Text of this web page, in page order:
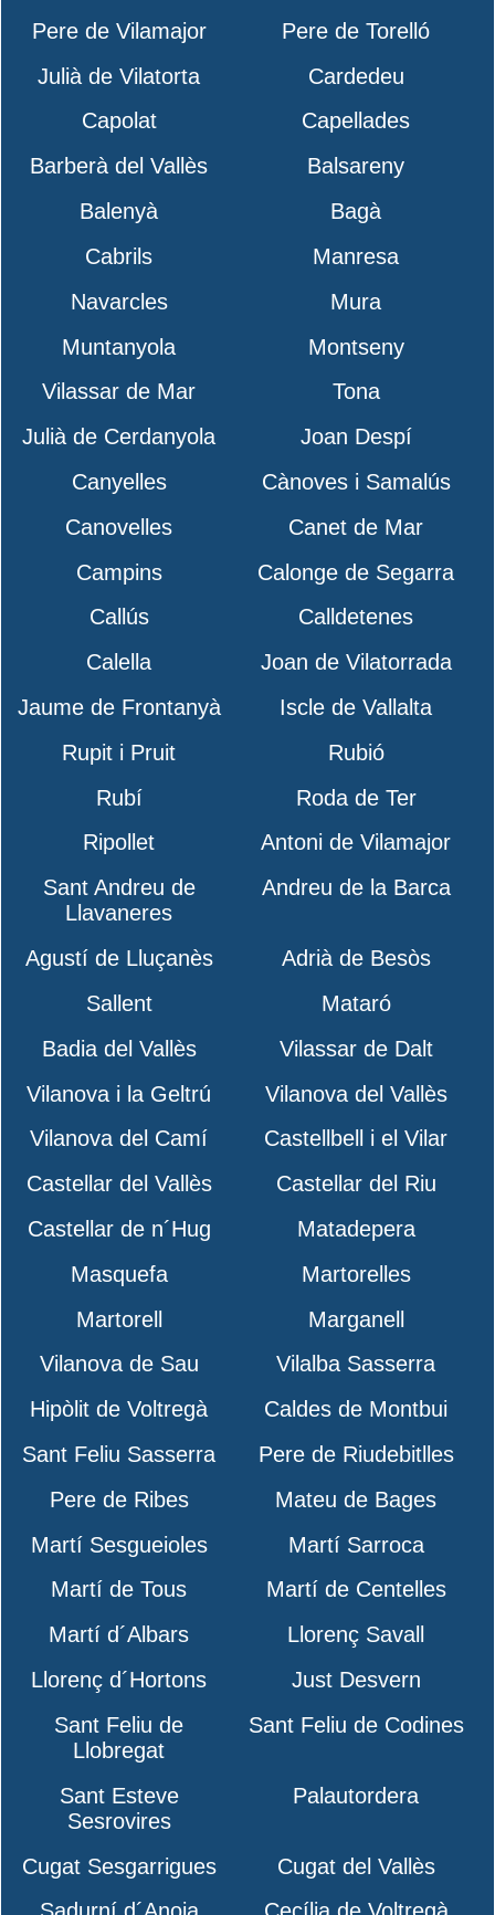
Pere de Vilamajor
Pere de Torelló
Julià de Vilatorta
Cardedeu
Capolat
Capellades
Barberà del Vallès
Balsareny
Balenyà
Bagà
Cabrils
Manresa
Navarcles
Mura
Muntanyola
Montseny
Vilassar de Mar
Tona
Julià de Cerdanyola
Joan Despí
Canyelles
Cànoves i Samalús
Canovelles
Canet de Mar
Campins
Calonge de Segarra
Callús
Calldetenes
Calella
Joan de Vilatorrada
Jaume de Frontanyà
Iscle de Vallalta
Rupit i Pruit
Rubió
Rubí
Roda de Ter
Ripollet
Antoni de Vilamajor
Sant Andreu de
Llavaneres
Andreu de la Barca
Agustí de Lluçanès
Adrià de Besòs
Sallent
Mataró
Badia del Vallès
Vilassar de Dalt
Vilanova i la Geltrú
Vilanova del Vallès
Vilanova del Camí
Castellbell i el Vilar
Castellar del Vallès
Castellar del Riu
Castellar de n´Hug
Matadepera
Masquefa
Martorelles
Martorell
Marganell
Vilanova de Sau
Vilalba Sasserra
Hipòlit de Voltregà
Caldes de Montbui
Sant Feliu Sasserra
Pere de Riudebitlles
Pere de Ribes
Mateu de Bages
Martí Sesgueioles
Martí Sarroca
Martí de Tous
Martí de Centelles
Martí d´Albars
Llorenç Savall
Llorenç d´Hortons
Just Desvern
Sant Feliu de
Llobregat
Sant Feliu de Codines
Sant Esteve
Sesrovires
Palautordera
Cugat Sesgarrigues
Cugat del Vallès